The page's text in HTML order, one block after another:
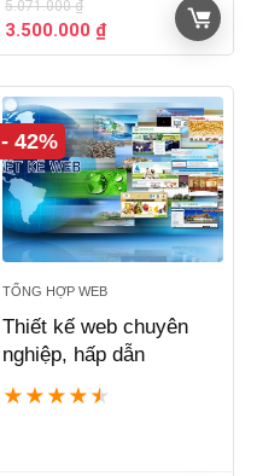
5.071.000₫
Giá
gốc
5.071.000 ₫.
3.500.000 ₫Giá
hiện
là:
3.500.000 ₫.
- 42%
TỔNG HỢP WEB
Thiết kế web chuyên
nghiệp, hấp dẫn
★ ★ ★ ★ ★